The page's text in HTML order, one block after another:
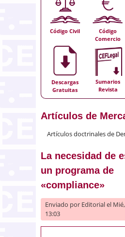
Código Civil
Código
Comercio
Descargas
Gratuitas
Sumarios
Revista
Artículos de
Artículos doctrinales de
La necesidad de
un programa de
«compliance»
Enviado por Editorialel
13:03